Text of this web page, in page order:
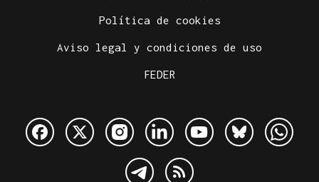
Política de cookies
Aviso legal y condiciones de uso
FEDER